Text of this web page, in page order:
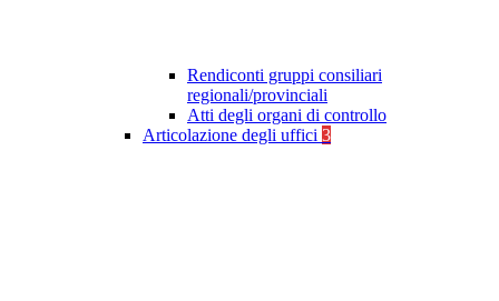
Rendiconti gruppi consiliari
regionali/provinciali
Atti degli organi di controllo
Articolazione degli uffici 3